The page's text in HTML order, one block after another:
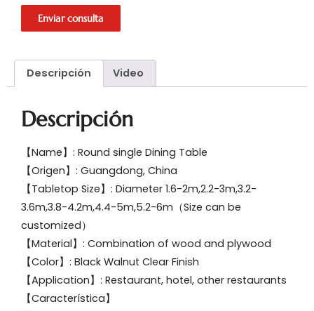
Enviar consulta
Descripción Video
Descripción
【Name】: Round single Dining Table
【Origen】: Guangdong, China
【Tabletop Size】: Diameter 1.6-2m,2.2-3m,3.2-
3.6m,3.8-4.2m,4.4-5m,5.2-6m（Size can be
customized）
【Material】: Combination of wood and plywood
【Color】: Black Walnut Clear Finish
【Application】: Restaurant, hotel, other restaurants
【Característica】